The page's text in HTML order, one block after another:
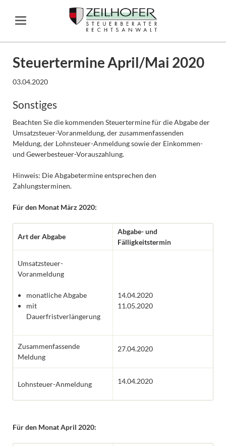
Steuertermine April/Mai 2020
03.04.2020
Sonstiges
Beachten Sie die kommenden Steuertermine für die Abgabe der
Umsatzsteuer-Voranmeldung, der zusammenfassenden
Meldung, der Lohnsteuer-Anmeldung sowie der Einkommen-
und Gewerbesteuer-Vorauszahlung.
Hinweis: Die Abgabetermine entsprechen den
Zahlungsterminen.
Für den Monat März 2020:
Art der Abgabe
Abgabe- und
Fälligkeitstermin
Umsatzsteuer-
Voranmeldung
monatliche Abgabe
mit
Dauerfristverlängerung
14.04.2020
11.05.2020
Zusammenfassende
Meldung
27.04.2020
Lohnsteuer-Anmeldung 14.04.2020
Für den Monat April 2020: